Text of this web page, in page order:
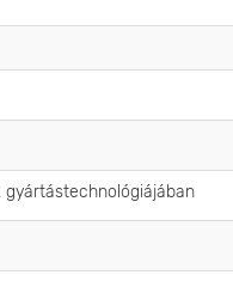
gyártástechnológiájában